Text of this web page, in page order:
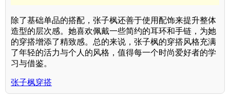
除了基础单品的搭配，张子枫还善于使用配饰来提升整体
造型的层次感。她喜欢佩戴一些简约的耳环和手链，为她
的穿搭增添了精致感。总的来说，张子枫的穿搭风格充满
了年轻的活力与个人的风格，值得每一个时尚爱好者的学
习与借鉴。
张子枫穿搭